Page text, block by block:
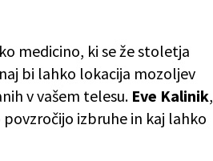
medicino, ki se že stoletja
bi lahko lokacija mozoljev
v vašem telesu. Eve Kalinik,
izbruhe in kaj lahko